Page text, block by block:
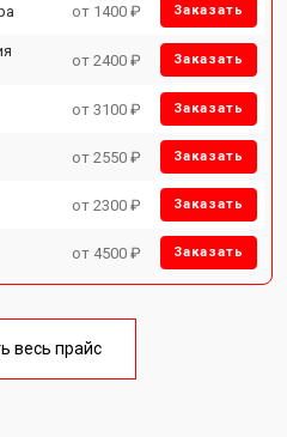
от 1400 ₽ Заказать
от 2400 ₽ Заказать
от 3100 ₽ Заказать
от 2550 ₽ Заказать
от 2300 ₽ Заказать
от 4500 ₽ Заказать
весь прайс